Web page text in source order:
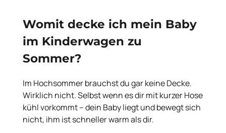
Womit decke ich mein Baby
im Kinderwagen zu
Sommer?
Im Hochsommer brauchst du gar keine Decke.
Wirklich nicht. Selbst wenn es dir mit kurzer Hose
kühl vorkommt – dein Baby liegt und bewegt sich
nicht, ihm ist schneller warm als dir.